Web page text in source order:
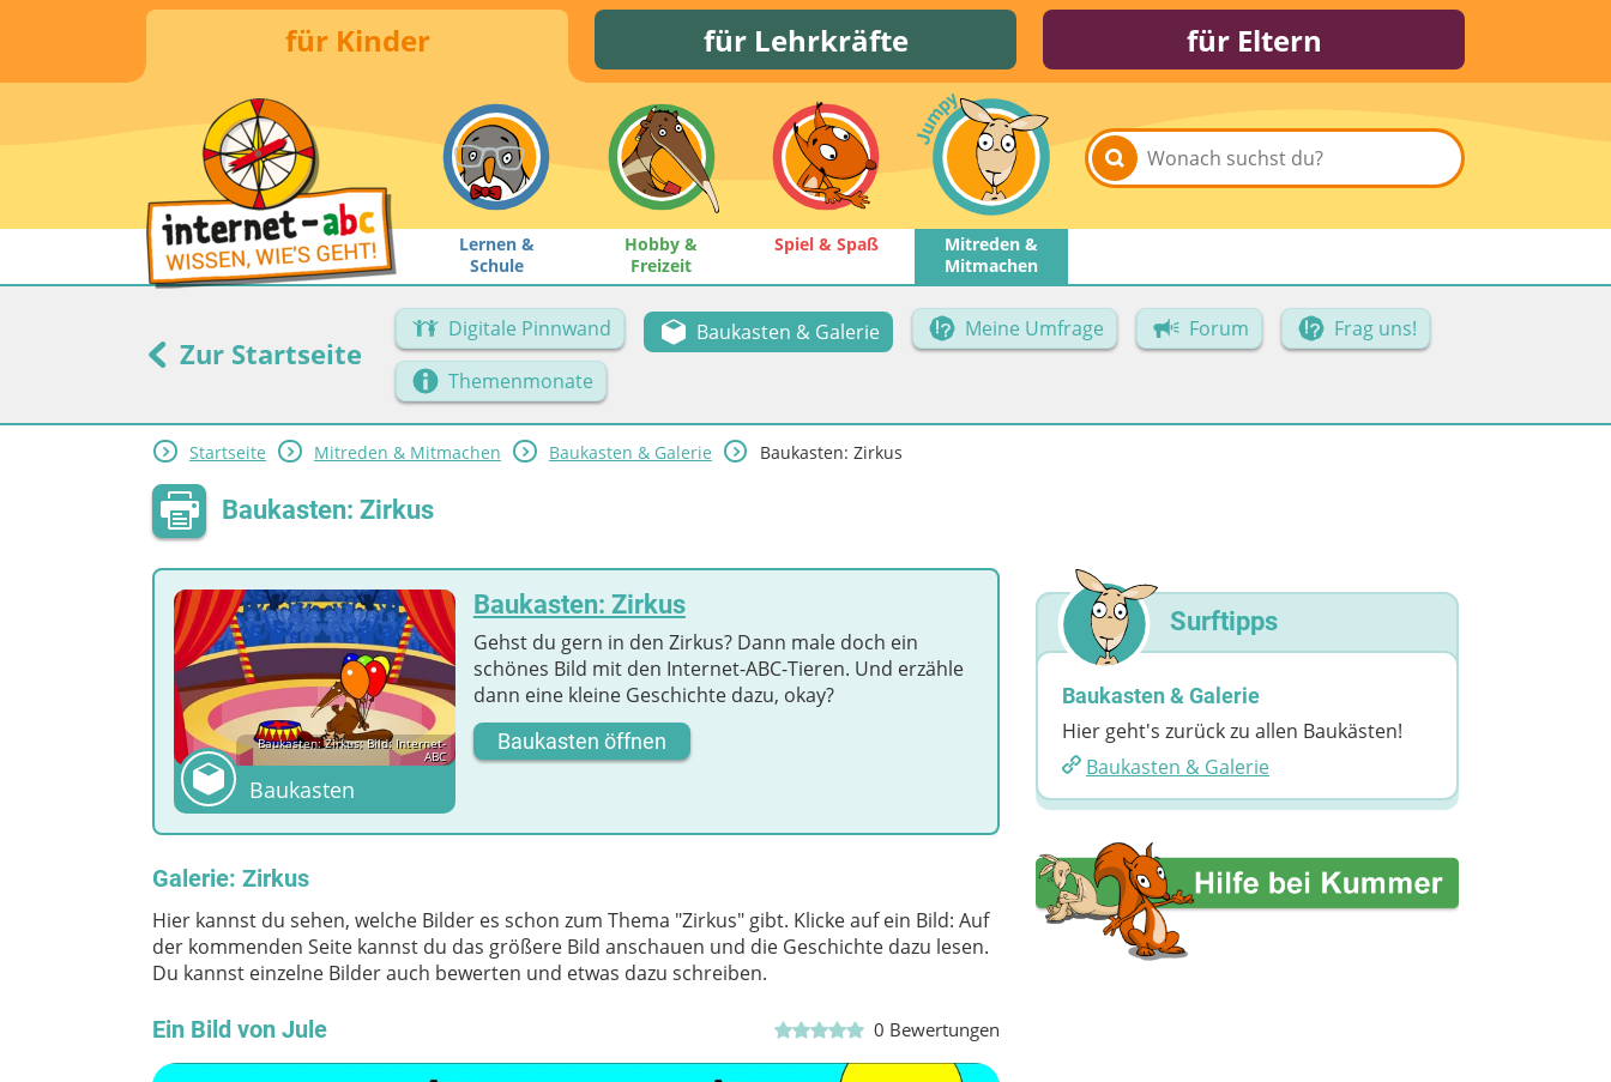
für Kinder für Lehrkräfte für Eltern
Lernen &
Schule
Hobby &
Freizeit
Spiel & Spaß
Mitreden &
Mitmachen
Zur Startseite
Digitale Pinnwand Baukasten & Galerie Meine Umfrage Forum
Frag uns!
Themenmonate
Startseite Mitreden & Mitmachen Baukasten & Galerie Baukasten: Zirkus
Baukasten: Zirkus
Baukasten: Zirkus; Bild: Internet-
ABC
Baukasten
Baukasten: Zirkus
Gehst du gern in den Zirkus? Dann male doch ein
schönes Bild mit den Internet-ABC-Tieren. Und erzähle
dann eine kleine Geschichte dazu, okay?
Baukasten öffnen
Galerie: Zirkus
Hier kannst du sehen, welche Bilder es schon zum Thema "Zirkus" gibt. Klicke auf ein Bild: Auf
der kommenden Seite kannst du das größere Bild anschauen und die Geschichte dazu lesen.
Du kannst einzelne Bilder auch bewerten und etwas dazu schreiben.
Ein Bild von Jule 0 Bewertungen
Surftipps
Baukasten & Galerie
Hier geht's zurück zu allen Baukästen!
Baukasten & Galerie